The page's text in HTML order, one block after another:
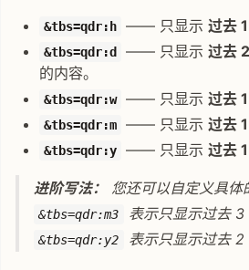
&tbs=qdr:h —— 只显示过去
&tbs=qdr:d —— 只显示过去
的内容。
&tbs=qdr:w —— 只显示过去
&tbs=qdr:m —— 只显示过去
&tbs=qdr:y —— 只显示过去
进阶写法： 您还可以自定义具体
&tbs=qdr:m3 表示只显示过去 3
&tbs=qdr:y2 表示只显示过去 2